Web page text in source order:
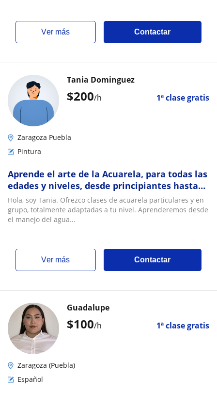
ver más Contactar
$200/h 1ª clase gratis
Tania Dominguez
Zaragoza Puebla
Pintura
Aprende el arte de la Acuarela, para todas las
edades y niveles, desde principiantes hasta
avanzados
Hola, soy Tania. Ofrezco clases de acuarela particulares y en
grupo, totalmente adaptadas a tu nivel. Aprenderemos desde
el manejo del agua...
ver más Contactar
$100/h 1ª clase gratis
Guadalupe
Zaragoza (Puebla)
Español